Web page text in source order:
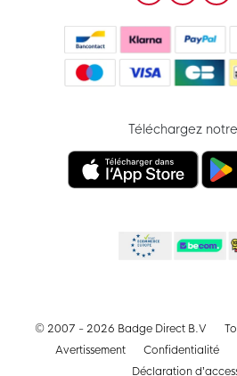
Téléchargez
© 2007 - 2026 Badge Direct B.V
Avertissement
Confidentialité
Déclaration